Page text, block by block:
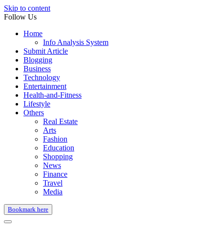
Skip to content
Follow Us
Home
Info Analysis System
Submit Article
Blogging
Business
Technology
Entertainment
Health-and-Fitness
Lifestyle
Others
Real Estate
Arts
Fashion
Education
Shopping
News
Finance
Travel
Media
Bookmark here